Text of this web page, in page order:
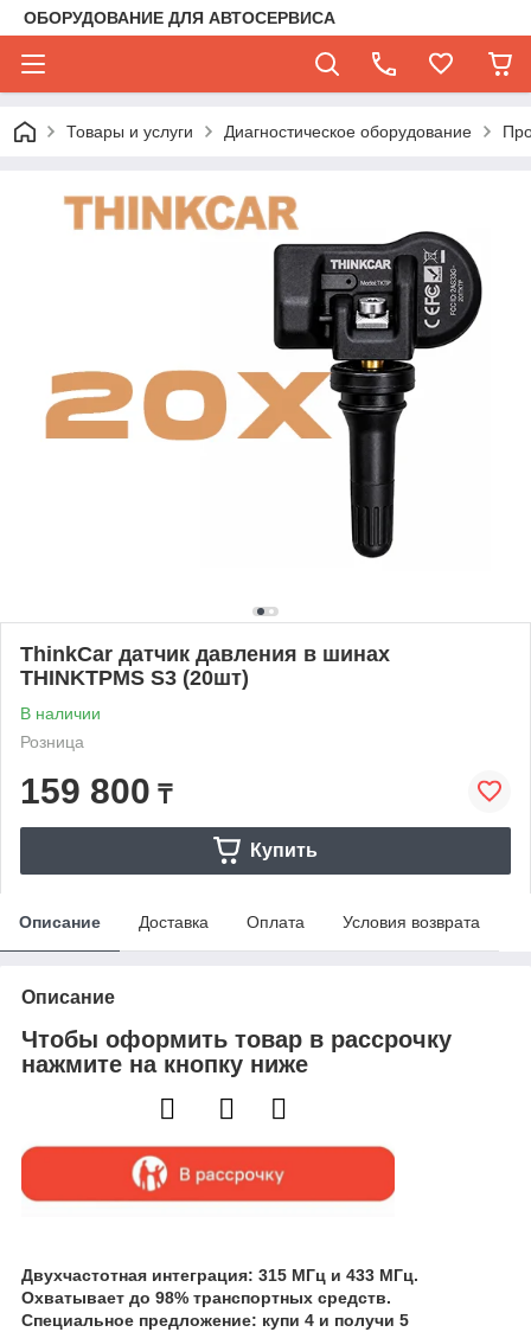
ОБОРУДОВАНИЕ ДЛЯ АВТОСЕРВИСА
Товары и услуги Диагностическое оборудование
ThinkCar датчик давления в шинах
THINKTPMS S3 (20шт)
В наличии
Розница
159 800 ₸
Купить
Описание Доставка Оплата Условия возврата
Описание
Чтобы оформить товар в рассрочку
нажмите на кнопку ниже
Двухчастотная интеграция: 315 МГц и 433 МГц.
Охватывает до 98% транспортных средств.
Специальное предложение: купи 4 и получи 5